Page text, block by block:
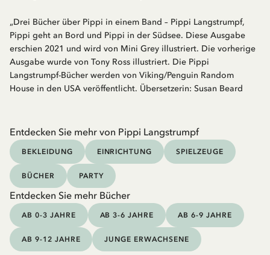
„Drei Bücher über Pippi in einem Band – Pippi Langstrumpf,
Pippi geht an Bord und Pippi in der Südsee. Diese Ausgabe
erschien 2021 und wird von Mini Grey illustriert. Die vorherige
Ausgabe wurde von Tony Ross illustriert. Die Pippi
Langstrumpf-Bücher werden von Viking/Penguin Random
House in den USA veröffentlicht. Übersetzerin: Susan Beard
Entdecken Sie mehr von Pippi Langstrumpf
BEKLEIDUNG EINRICHTUNG SPIELZEUGE
BÜCHER PARTY
Entdecken Sie mehr Bücher
AB 0-3 JAHRE AB 3-6 JAHRE AB 6-9 JAHRE
AB 9-12 JAHRE JUNGE ERWACHSENE